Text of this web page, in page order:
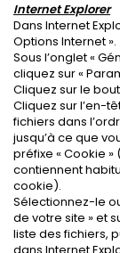
Internet Explorer
Dans Internet
Options Internet ».
Sous l’onglet «
cliquez sur «
Cliquez sur le
Cliquez sur l’en-
fichiers dans
jusqu’à ce que
préfixe « Cookie
contiennent
cookie).
Sélectionnez-le
de votre site » et
liste des fichiers,